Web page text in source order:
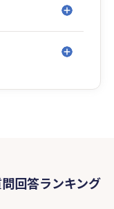
回答ランキング